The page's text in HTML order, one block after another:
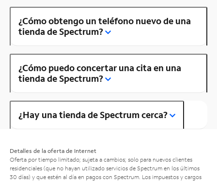
¿Cómo obtengo un teléfono nuevo de una
tienda de Spectrum?
¿Cómo puedo concertar una cita en una
tienda de Spectrum?
¿Hay una tienda de Spectrum cerca?
Detalles de la oferta de Internet
Oferta por tiempo limitado; sujeta a cambios; solo para nuevos clientes
residenciales (que no hayan utilizado servicios de Spectrum en los últimos
30 días) y que estén al día en pagos con Spectrum. Los impuestos y cargos